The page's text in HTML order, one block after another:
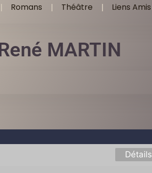
Romans Théâtre Liens Amis
MARTIN
Détails